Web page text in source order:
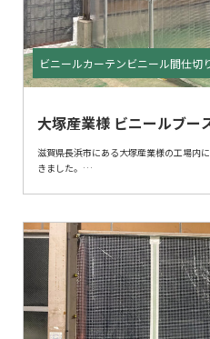
大塚産業様 ビニールブー
滋賀県長浜市にある大塚産業様の工場内
きました。
ビニールブースは、これから寒くなる季
今回は、出入り口部分をポール付きのカ
ご興味のある方は、ぜひお気軽にお問い
ビニールカーテンビニール間仕切
ス